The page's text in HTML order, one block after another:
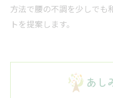
方法で腰の不調を少しでも
トを提案します。